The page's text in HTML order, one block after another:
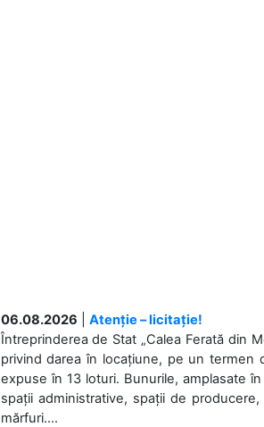
06.08.2026
Atenție – licitație!
Întreprinderea de Stat „Calea Ferată din
privind darea în locațiune, pe un termen
expuse în 13 loturi. Bunurile, amplasate
spații administrative, spații de
mărfuri....